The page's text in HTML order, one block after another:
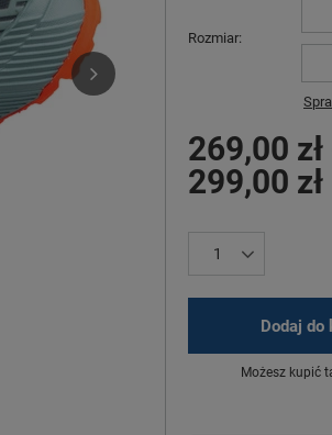
Rozmiar
269,00 zł
299,00 zł
Dodaj do
Możesz kupić